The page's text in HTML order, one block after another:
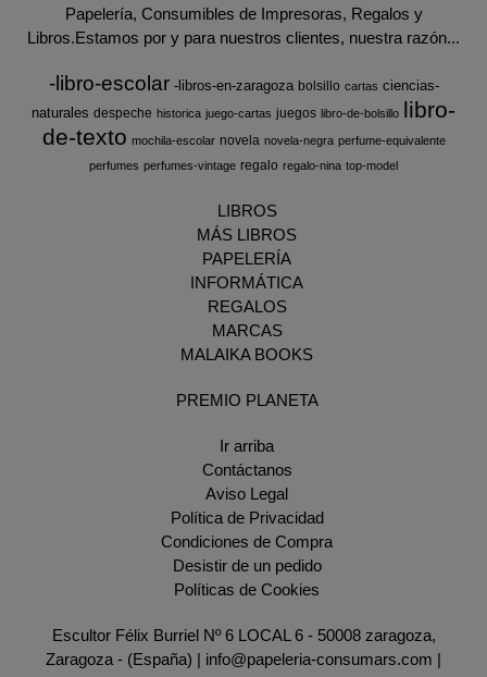
Papelería, Consumibles de Impresoras, Regalos y
Libros.Estamos por y para nuestros clientes, nuestra razón...
-libro-escolar -libros-en-zaragoza bolsillo cartas ciencias-
naturales despeche historica juego-cartas juegos libro-de-bolsillo libro-
de-texto mochila-escolar novela novela-negra perfume-equivalente
perfumes perfumes-vintage regalo regalo-nina top-model
LIBROS
MÁS LIBROS
PAPELERÍA
INFORMÁTICA
REGALOS
MARCAS
MALAIKA BOOKS
PREMIO PLANETA
Ir arriba
Contáctanos
Aviso Legal
Política de Privacidad
Condiciones de Compra
Desistir de un pedido
Políticas de Cookies
Escultor Félix Burriel Nº 6 LOCAL 6 - 50008 zaragoza,
Zaragoza - (España) | info@papeleria-consumars.com |